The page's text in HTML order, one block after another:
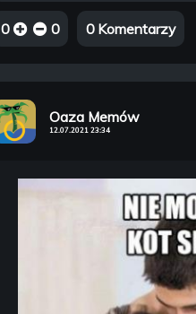
0 0 0 Komentarzy
Oaza Memów
12.07.2021 23:34